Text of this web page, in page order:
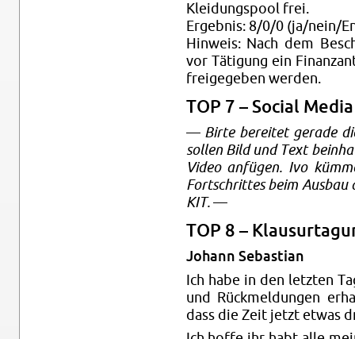
Klei­dungs­pool frei.
Er­geb­nis: 8/0/0 (ja/nein/
Hin­weis: Nach dem
vor Tä­ti­gung ein
frei­ge­ge­ben wer­den.
TOP 7 – So­ci­al Media
— Birte be­rei­tet ge­ra­de
sol­len Bild und Text
Video an­fü­gen. Ivo
Fort­schrit­tes beim Aus­bau
KIT.—
TOP 8 –
Jo­hann Se­bas­ti­an
Ich habe in den letz­ten
und Rück­mel­dun­gen
dass die Zeit jetzt etwas